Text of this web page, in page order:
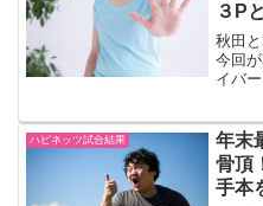
３P
秋田
今回
イバ
回群
見も
田ノ
ン...
ハピネッツ試合結果
年末
骨頂
手本